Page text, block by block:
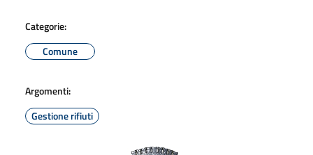
Categorie:
Comune
Argomenti:
Gestione rifiuti